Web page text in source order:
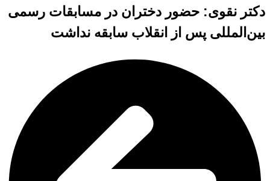
دکتر نقوی: حضور دختران در مسابقات رسمی
بین‌المللی پس از انقلاب سابقه نداشت